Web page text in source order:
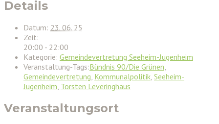
Details
Datum: 23. 06. 25
Zeit:
20:00 - 22:00
Kategorie: Gemeindevertretung Seeheim-Jugenheim
Veranstaltung-Tags:Bündnis 90/Die Grünen
Gemeindevertretung Kommunalpolitik Seeheim-
Jugenheim Torsten Leveringhaus
Veranstaltungsort